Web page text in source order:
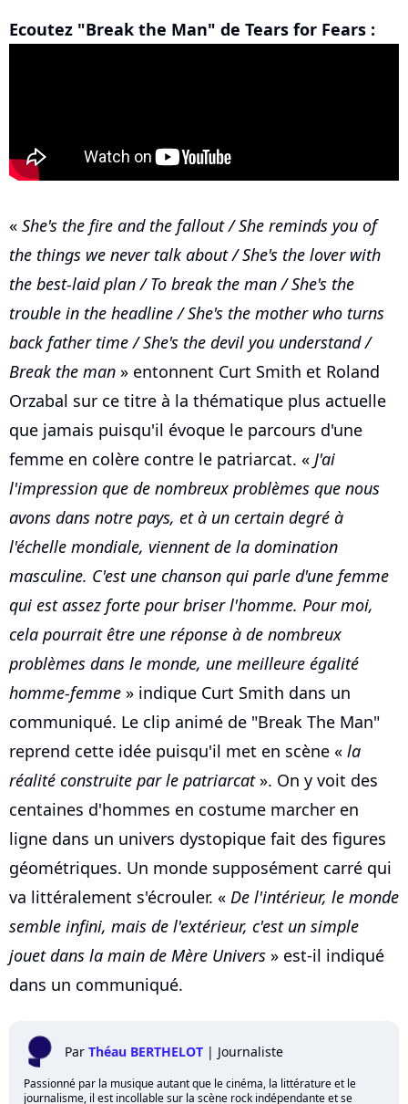
Ecoutez "Break the Man" de Tears for Fears :
« She's the fire and the fallout / She reminds you of
the things we never talk about / She's the lover with
the best-laid plan / To break the man / She's the
trouble in the headline / She's the mother who turns
back father time / She's the devil you understand /
Break the man » entonnent Curt Smith et Roland
Orzabal sur ce titre à la thématique plus actuelle
que jamais puisqu'il évoque le parcours d'une
femme en colère contre le patriarcat. « J'ai
l'impression que de nombreux problèmes que nous
avons dans notre pays, et à un certain degré à
l'échelle mondiale, viennent de la domination
masculine. C'est une chanson qui parle d'une femme
qui est assez forte pour briser l'homme. Pour moi,
cela pourrait être une réponse à de nombreux
problèmes dans le monde, une meilleure égalité
homme-femme » indique Curt Smith dans un
communiqué. Le clip animé de "Break The Man"
reprend cette idée puisqu'il met en scène « la
réalité construite par le patriarcat». On y voit des
centaines d'hommes en costume marcher en
ligne dans un univers dystopique fait des figures
géométriques. Un monde supposément carré qui
va littéralement s'écrouler. « De l'intérieur, le monde
semble infini, mais de l'extérieur, c'est un simple
jouet dans la main de Mère Univers » est-il indiqué
dans un communiqué.
Par Théau BERTHELOT | Journaliste
Passionné par la musique autant que le cinéma, la littérature et le
journalisme, il est incollable sur la scène rock indépendante et se